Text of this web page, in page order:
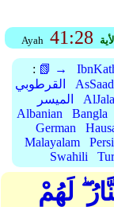
Ayah 41:28 الأية
: 📗 →
القرطوبي
الميسر
Albanian
Bangla
German
Malayalam
Swahili
لَهُمْ